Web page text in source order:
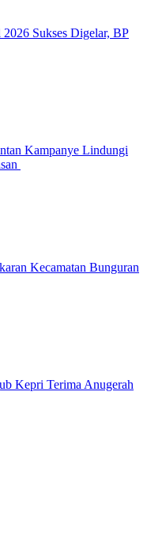
Sukses Digelar, BP
Kampanye Lindungi
Kecamatan Bunguran
Kepri Terima Anugerah